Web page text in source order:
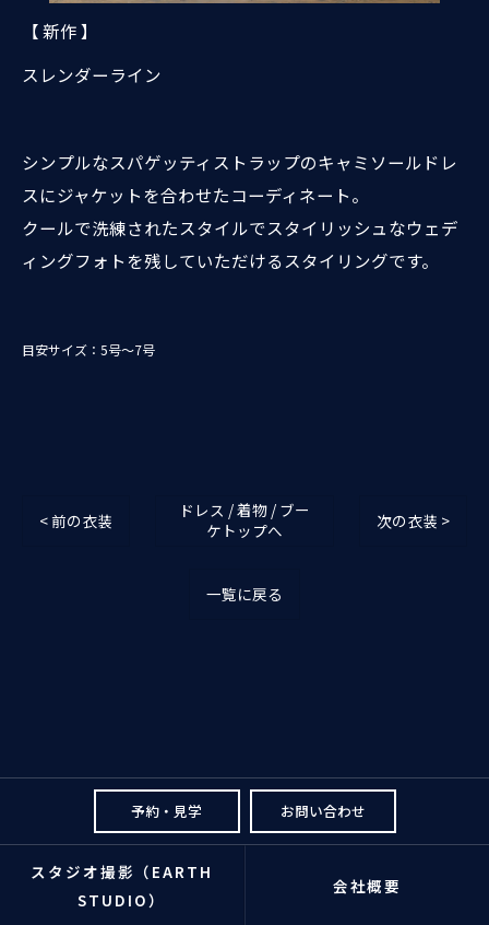
【 新作 】
スレンダーライン
シンプルなスパゲッティストラップのキャミソールドレ
スにジャケットを合わせたコーディネート。
クールで洗練されたスタイルでスタイリッシュなウェデ
ィングフォトを残していただけるスタイリングです。
目安サイズ：5号～7号
< 前の衣装
ドレス / 着物 / ブー
ケトップへ
次の衣装 >
一覧に戻る
予約・見学 お問い合わせ
スタジオ撮影（EARTH
STUDIO）
会社概要